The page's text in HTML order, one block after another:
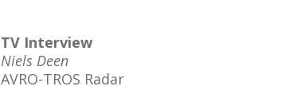
TV Interview
Niels Deen
AVRO-TROS Radar